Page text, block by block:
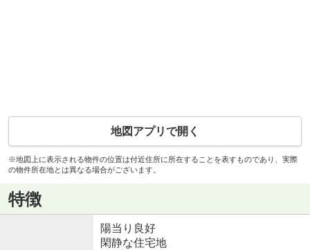
地図アプリで開く
※地図上に表示される物件の位置は付近住所に所在することを表すものであり、実際
の物件所在地とは異なる場合がございます。
特徴
陽当り良好
閑静な住宅地